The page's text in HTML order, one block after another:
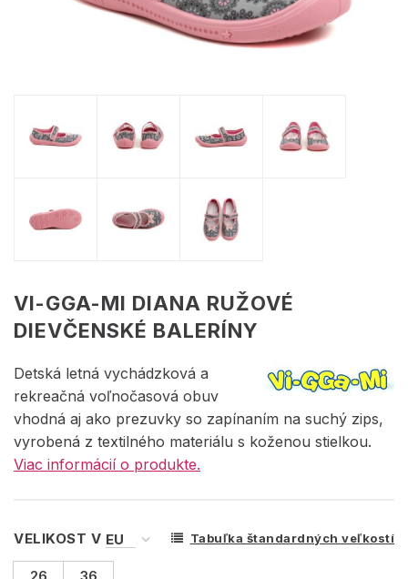
VI-GGA-MI DIANA RUŽOVÉ
DIEVČENSKÉ BALERÍNY
Detská letná vychádzková a
rekreačná voľnočasová obuv
vhodná aj ako prezuvky so zapínaním na suchý zips,
vyrobená z textilného materiálu s koženou stielkou.
Viac informácií o produkte.
VELIKOST V Tabuľka štandardných veľkostí
26 36